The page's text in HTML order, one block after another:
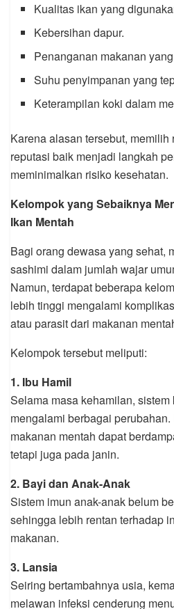
Kualitas ikan yang
Kebersihan dapur.
Penanganan makanan
Suhu penyimpanan yang
Keterampilan koki dalam
Karena alasan tersebut,
reputasi baik menjadi langkah
meminimalkan risiko kesehatan.
Kelompok yang Sebaiknya
Ikan Mentah
Bagi orang dewasa yang sehat,
sashimi dalam jumlah wajar
Namun, terdapat beberapa
lebih tinggi mengalami
atau parasit dari makanan
Kelompok tersebut meliputi:
1. Ibu Hamil
Selama masa kehamilan,
mengalami berbagai
makanan mentah dapat
tetapi juga pada janin.
2. Bayi dan Anak-Anak
Sistem imun anak-anak belum
sehingga lebih rentan terhadap
makanan.
3. Lansia
Seiring bertambahnya usia,
melawan infeksi cenderung